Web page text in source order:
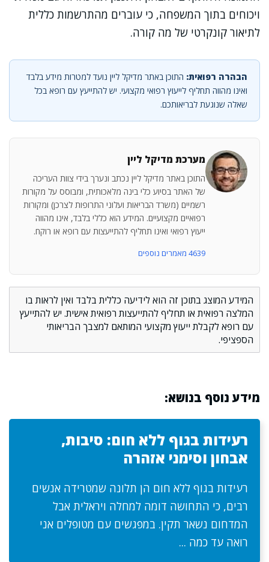
ויכוחים בתוך המשפחה, כי עוברים מהתרשמות כללית
לתיאור קונקרטי של מה קורה.
הבהרה רפואית: התוכן באתר מדיקל ליין נועד למטרות מידע בלבד
ואינו מהווה תחליף לייעוץ רפואי מקצועי. יש להתייעץ עם רופא בכל
שאלה שנוגעת לבריאותכם.
מערכת מדיקל ליין
התוכן באתר מדיקל ליין נכתב ונערך בידי צוות העריכה
של האתר בסיוע כלי בינה מלאכותית, ומבוסס על מקורות
רשמיים (משרד הבריאות ועלוני התרופות לצרכן) ומקורות
רפואיים מקצועיים. המידע הוא כללי בלבד, אינו מהווה
ייעוץ רפואי ואינו תחליף להתייעצות עם רופא או רוקח.
4639 מאמרים נוספים
המידע המוצג בתוכן זה הוא לידיעה כללית בלבד ואין לראות בו
המלצה רפואית או תחליף להתייעצות רפואית אישית. יש להתייעץ
עם רופא לקבלת ייעוץ מקצועי המותאם למצבך הבריאותי
הספציפי.
מידע נוסף בנושא:
רעידות בגוף ללא חום: סיבות,
אבחון וסימני אזהרה
רעידות בגוף ללא חום הן תלונה שמטרידה אנשים
רבים, כי התחושה דומה למחלה ויראלית אבל
המדחום נשאר תקין. במפגשים עם מטופלים אני
רואה עד כמה ...